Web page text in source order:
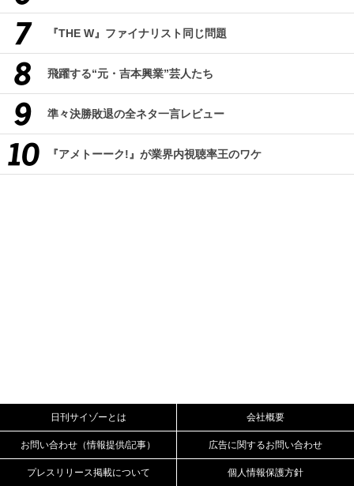
『THE W』ファイナリスト同じ問題
飛躍する“元・吉本興業”芸人たち
準々決勝敗退の全ネタ一言レビュー
『アメトーーク!』が業界内視聴率王のワケ
日刊サイゾーとは 会社概要
お問い合わせ（情報提供/記事） 広告に関するお問い合わせ
プレスリリース掲載について 個人情報保護方針